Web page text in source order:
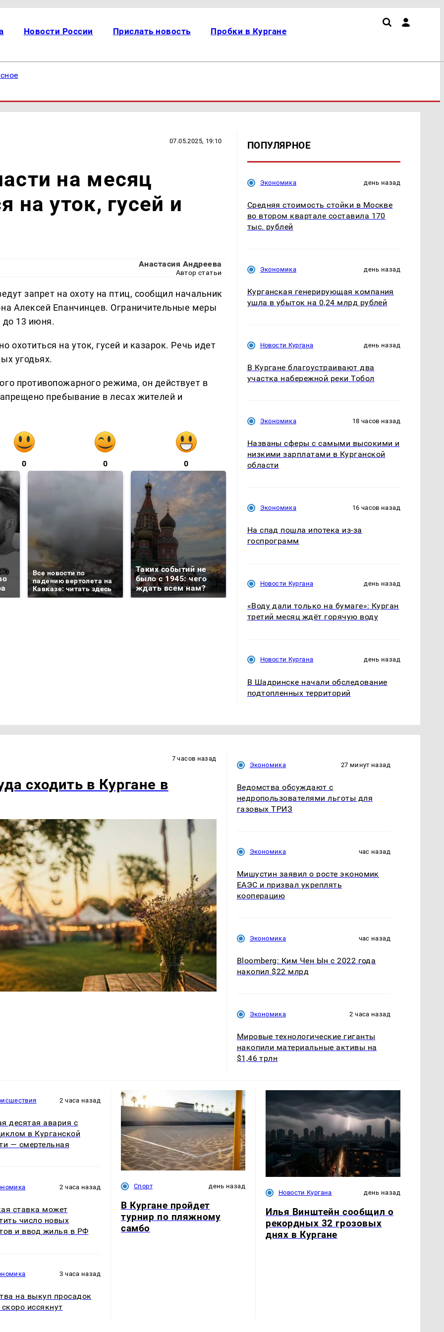
Новости России Прислать новость Пробки в Кургане
07.05.2025, 19:10
на месяц
на уток, гусей и
Анастасия Андреева
Автор статьи
запрет на охоту на птиц, сообщил начальник
Алексей Епанчинцев. Ограничительные меры
до 13 июня.
охотиться на уток, гусей и казарок. Речь идет
угодьях.
противопожарного режима, он действует в
пребывание в лесах жителей и
0 0 0
Все новости по
падению вертолета на
Кавказе: читать здесь
Таких событий не
было с 1945: чего
ждать всем нам?
ажиотаж из-за этого
продукта: что купить?
подожгли.
ПОПУЛЯРНОЕ
Экономика день назад
Средняя стоимость стойки в Москве
во втором квартале составила 170
тыс. рублей
Экономика день назад
Курганская генерирующая компания
ушла в убыток на 0,24 млрд рублей
Новости Кургана день назад
В Кургане благоустраивают два
участка набережной реки Тобол
Экономика 18 часов назад
Названы сферы с самыми высокими и
низкими зарплатами в Курганской
области
Экономика 16 часов назад
На спад пошла ипотека из-за
госпрограмм
Новости Кургана день назад
«Воду дали только на бумаге»: Курган
третий месяц ждёт горячую воду
Новости Кургана день назад
В Шадринске начали обследование
подтопленных территорий
7 часов назад
сходить в Кургане в
Экономика 27 минут назад
Ведомства обсуждают с
недропользователями льготы для
газовых ТРИЗ
Экономика час назад
Мишустин заявил о росте экономик
ЕАЭС и призвал укреплять
кооперацию
Экономика час назад
Bloomberg: Ким Чен Ын с 2022 года
накопил $22 млрд
Экономика 2 часа назад
Мировые технологические гиганты
накопили материальные активы на
$1,46 трлн
2 часа назад
десятая авария с
в Курганской
— смертельная
2 часа назад
ставка может
число новых
и ввод жилья в РФ
3 часа назад
на выкуп просадок
иссякнут
Спорт день назад
В Кургане пройдет
турнир по пляжному
самбо
Новости Кургана день назад
Илья Винштейн сообщил о
рекордных 32 грозовых
днях в Кургане